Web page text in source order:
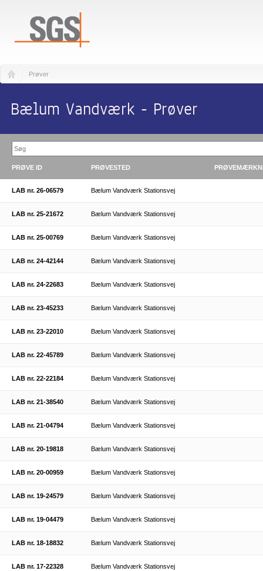
Prøver
Bælum Vandværk - Prøver
PRØVE ID PRØVESTED
LAB nr. 26-06579 Bælum Vandværk Stationsvej
LAB nr. 25-21672 Bælum Vandværk Stationsvej
LAB nr. 25-00769 Bælum Vandværk Stationsvej
LAB nr. 24-42144 Bælum Vandværk Stationsvej
LAB nr. 24-22683 Bælum Vandværk Stationsvej
LAB nr. 23-45233 Bælum Vandværk Stationsvej
LAB nr. 23-22010 Bælum Vandværk Stationsvej
LAB nr. 22-45789 Bælum Vandværk Stationsvej
LAB nr. 22-22184 Bælum Vandværk Stationsvej
LAB nr. 21-38540 Bælum Vandværk Stationsvej
LAB nr. 21-04794 Bælum Vandværk Stationsvej
LAB nr. 20-19818 Bælum Vandværk Stationsvej
LAB nr. 20-00959 Bælum Vandværk Stationsvej
LAB nr. 19-24579 Bælum Vandværk Stationsvej
LAB nr. 19-04479 Bælum Vandværk Stationsvej
LAB nr. 18-18832 Bælum Vandværk Stationsvej
LAB nr. 17-22328 Bælum Vandværk Stationsvej